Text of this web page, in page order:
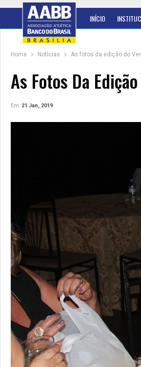
INÍCIO
Home Notícias As fotos da edição do
As Fotos Da
Em 21 Jan, 2019